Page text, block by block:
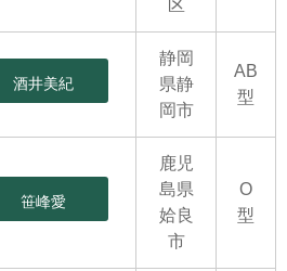
区
酒井美紀
静岡
県静
岡市
AB
型
笹峰愛
鹿児
島県
姶良
市
O
型